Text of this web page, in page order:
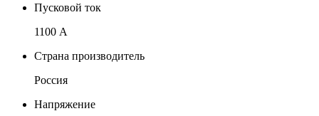
Пусковой ток
1100 А
Страна производитель
Россия
Напряжение